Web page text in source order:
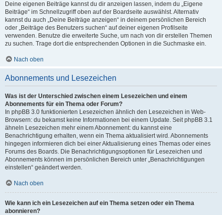
Deine eigenen Beiträge kannst du dir anzeigen lassen, indem du „Eigene
Beiträge“ im Schnellzugriff oben auf der Boardseite auswählst. Alternativ
kannst du auch „Deine Beiträge anzeigen“ in deinem persönlichen Bereich
oder „Beiträge des Benutzers suchen“ auf deiner eigenen Profilseite
verwenden. Benutze die erweiterte Suche, um nach von dir erstellen Themen
zu suchen. Trage dort die entsprechenden Optionen in die Suchmaske ein.
Nach oben
Abonnements und Lesezeichen
Was ist der Unterschied zwischen einem Lesezeichen und einem
Abonnements für ein Thema oder Forum?
In phpBB 3.0 funktionierten Lesezeichen ähnlich den Lesezeichen in Web-
Browsern: du bekamst keine Informationen bei einem Update. Seit phpBB 3.1
ähneln Lesezeichen mehr einem Abonnement: du kannst eine
Benachrichtigung erhalten, wenn ein Thema aktualisiert wird. Abonnements
hingegen informieren dich bei einer Aktualisierung eines Themas oder eines
Forums des Boards. Die Benachrichtigungsoptionen für Lesezeichen und
Abonnements können im persönlichen Bereich unter „Benachrichtigungen
einstellen“ geändert werden.
Nach oben
Wie kann ich ein Lesezeichen auf ein Thema setzen oder ein Thema
abonnieren?